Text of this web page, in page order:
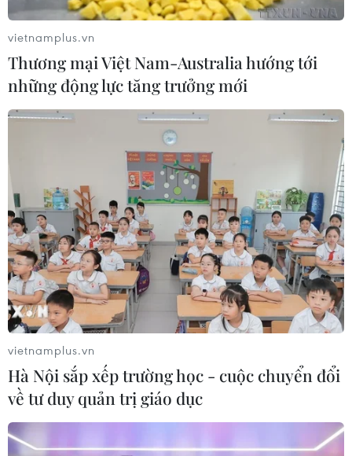
vietnamplus.vn
Thương mại Việt Nam-Australia hướng tới
những động lực tăng trưởng mới
vietnamplus.vn
Hà Nội sắp xếp trường học - cuộc chuyển đổi
về tư duy quản trị giáo dục